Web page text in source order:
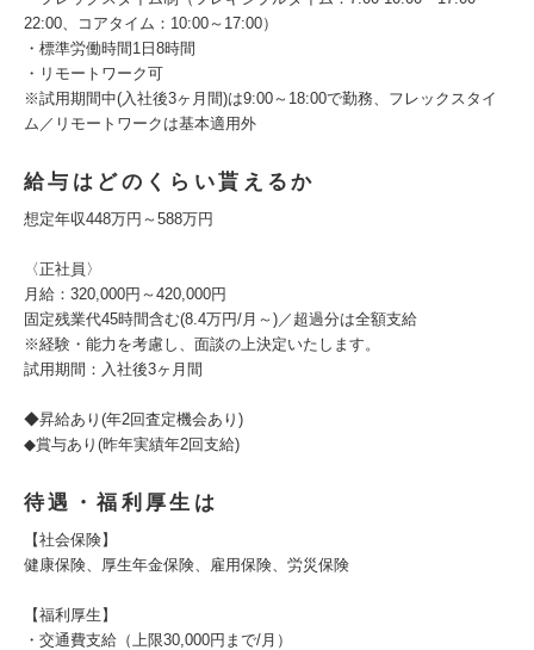
22:00、コアタイム：10:00～17:00）
・標準労働時間1日8時間
・リモートワーク可
※試用期間中(入社後3ヶ月間)は9:00～18:00で勤務、フレックスタイ
ム／リモートワークは基本適用外
給与はどのくらい貰えるか
想定年収448万円～588万円
〈正社員〉
月給：320,000円～420,000円
固定残業代45時間含む(8.4万円/月～)／超過分は全額支給
※経験・能力を考慮し、面談の上決定いたします。
試用期間：入社後3ヶ月間
◆昇給あり(年2回査定機会あり)
◆賞与あり(昨年実績年2回支給)
待遇・福利厚生は
【社会保険】
健康保険、厚生年金保険、雇用保険、労災保険
【福利厚生】
・交通費支給（上限30,000円まで/月）